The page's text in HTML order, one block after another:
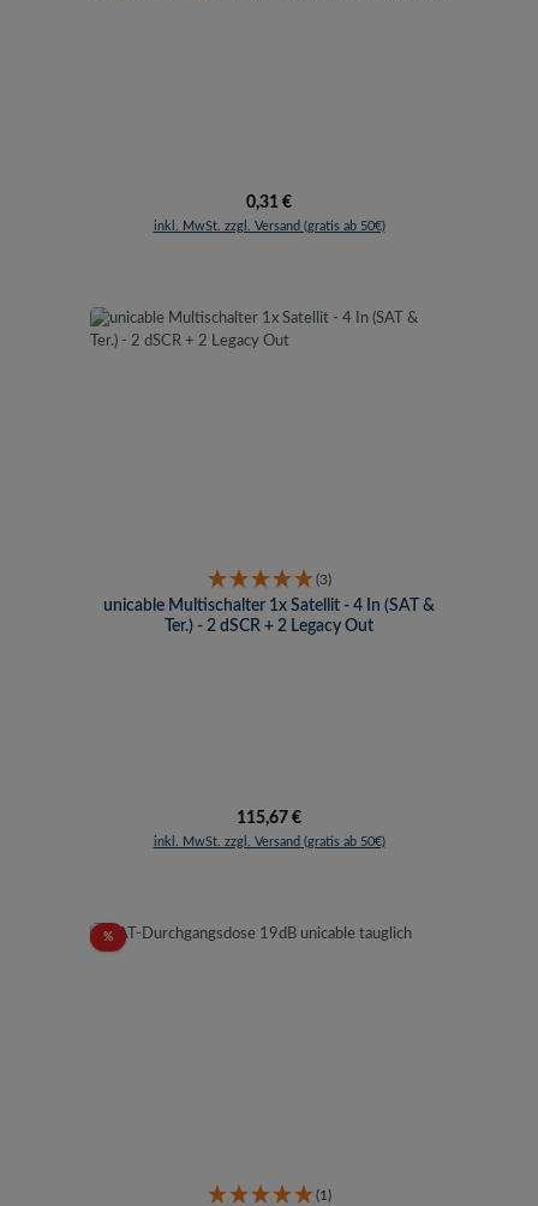
Regulärer Preis:
0,31 €
inkl. MwSt. zzgl. Versand (gratis ab 50€)
(3)
unicable Multischalter 1x Satellit - 4 In (SAT &
Ter.) - 2 dSCR + 2 Legacy Out
Regulärer Preis:
115,67 €
inkl. MwSt. zzgl. Versand (gratis ab 50€)
%Rabatt
(1)